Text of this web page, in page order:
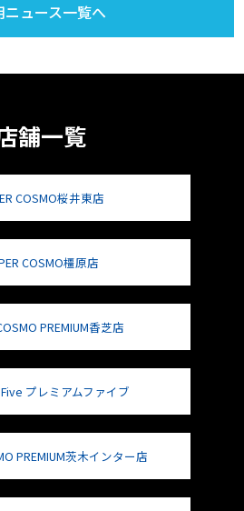
ニュース一覧へ
舗一覧
COSMO桜井東店
COSMO橿原店
PREMIUM香芝店
プレミアムファイブ
PREMIUM茨木インター店